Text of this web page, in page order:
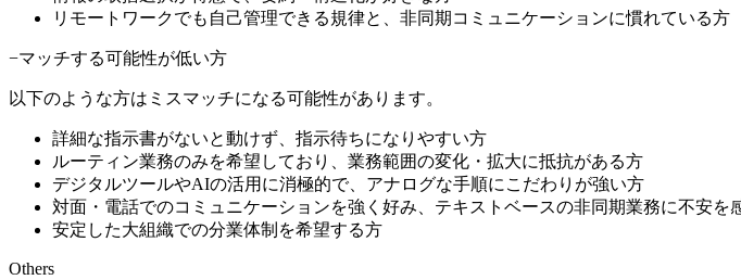
リモートワークでも自己管理できる規律と、非同期コミュニケーションに慣れている方
−マッチする可能性が低い方
以下のような方はミスマッチになる可能性があります。
詳細な指示書がないと動けず、指示待ちになりやすい方
ルーティン業務のみを希望しており、業務範囲の変化・拡大に抵抗がある方
デジタルツールやAIの活用に消極的で、アナログな手順にこだわりが強い方
対面・電話でのコミュニケーションを強く好み、テキストベースの非同期業務に不安を
安定した大組織での分業体制を希望する方
Others